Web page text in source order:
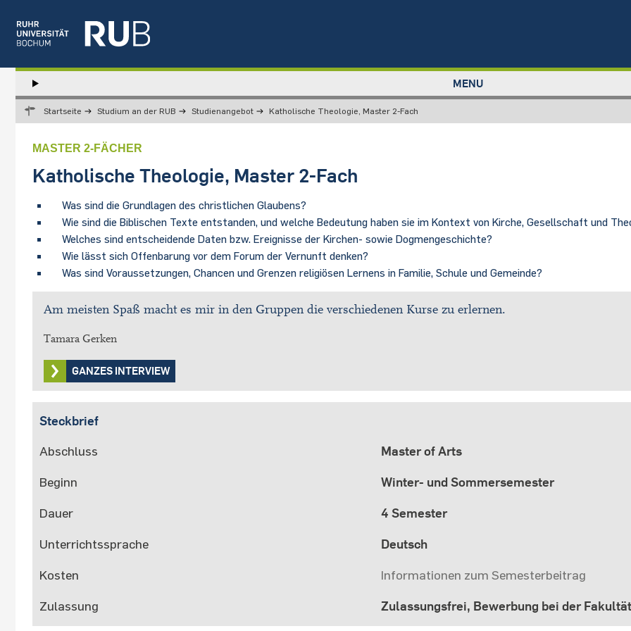
STUDIUM
FORSCHUNG
ÜBER UNS
EINRICHTUNGEN
Left
study
menu
MENU
Startseite Studium an der RUB Studienangebot Katholische Theologie, Master 2-Fach
MASTER 2-FÄCHER
Katholische Theologie, Master 2-Fach
Was sind die Grundlagen des christlichen Glaubens?
Wie sind die Biblischen Texte entstanden, und welche Bedeutung haben sie im Kontext von Kirche, Gesellschaft und
Welches sind entscheidende Daten bzw. Ereignisse der Kirchen- sowie Dogmengeschichte?
Wie lässt sich Offenbarung vor dem Forum der Vernunft denken?
Was sind Voraussetzungen, Chancen und Grenzen religiösen Lernens in Familie, Schule und Gemeinde?
Am meisten Spaß macht es mir in den Gruppen die verschiedenen Kurse zu erlernen.
Tamara Gerken
GANZES INTERVIEW
Steckbrief
Abschluss Master of Arts
Beginn Winter- und Sommersemester
Dauer 4 Semester
Unterrichtssprache Deutsch
Kosten
Informationen zum Semesterbeitrag
Zulassung
Zulassungsfrei, Bewerbung bei der Fakultät